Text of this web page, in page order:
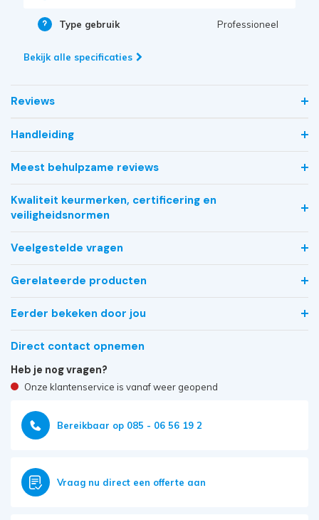
Type gebruik Professioneel
Bekijk alle specificaties
Reviews
Handleiding
Meest behulpzame reviews
Kwaliteit keurmerken, certificering en
veiligheidsnormen
Veelgestelde vragen
Gerelateerde producten
Eerder bekeken door jou
Direct contact opnemen
Heb je nog vragen?
Onze klantenservice is vanaf weer geopend
Bereikbaar op 085 - 06 56 19 2
Vraag nu direct een offerte aan